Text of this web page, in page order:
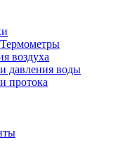
воздуха
давления воды
протока